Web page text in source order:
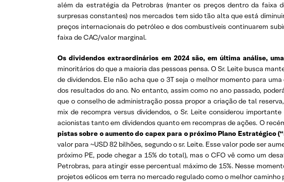
além da estratégia da Petrobras (manter os preços dentro da faixa
surpresas constantes) nos mercados tem sido tão alta que está
preços internacionais do petróleo e dos combustíveis continuarem
faixa de CAC/valor marginal.
Os dividendos extraordinários em 2024 são, em última análise,
minoritários do que a maioria das pessoas pensa. O Sr. Leite busca
de dividendos. Ele não acha que o 3T seja o melhor momento para
dos resultados do ano. No entanto, assim como no ano passado,
que o conselho de administração possa propor a criação de tal
mix de recompra versus dividendos, o Sr. Leite considerou
acionistas tanto em dividendos quanto em recompras de ações. O
pistas sobre o aumento do capex para o próximo Plano Estratégico
valor para ~USD 82 bilhões, segundo o sr. Leite. Esse valor pode ser
próximo PE, pode chegar a 15% do total), mas o CFO vê como um
Petrobras, para atingir esse percentual máximo de 15%. Nesse
projetos eólicos em terra no mercado regulado como o melhor